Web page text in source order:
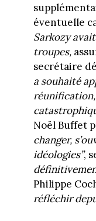
éventuelle
Sarkozy
troupes,
secrétaire
a souhaité
Noël Buffet
changer,
idéologies”,
Philippe
réfléchir